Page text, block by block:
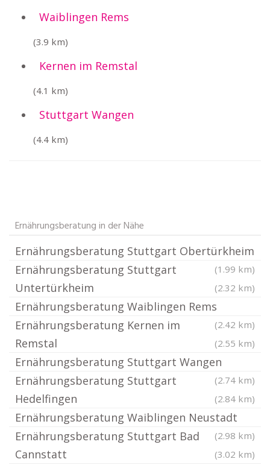
Waiblingen Rems
(3.9 km)
Kernen im Remstal
(4.1 km)
Stuttgart Wangen
(4.4 km)
Ernährungsberatung in der Nähe
Ernährungsberatung Stuttgart Obertürkheim
(1.99 km)
Ernährungsberatung Stuttgart
Untertürkheim
(2.32 km)
Ernährungsberatung Waiblingen Rems
(2.42 km)
Ernährungsberatung Kernen im
Remstal
(2.55 km)
Ernährungsberatung Stuttgart Wangen
(2.74 km)
Ernährungsberatung Stuttgart
Hedelfingen
(2.84 km)
Ernährungsberatung Waiblingen Neustadt
(2.98 km)
Ernährungsberatung Stuttgart Bad
Cannstatt
(3.02 km)